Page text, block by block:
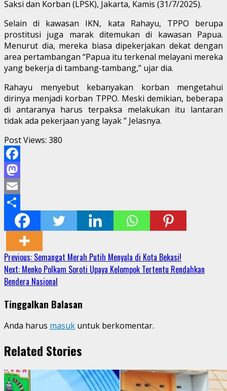
Saksi dan Korban (LPSK), Jakarta, Kamis (31/7/2025).
Selain di kawasan IKN, kata Rahayu, TPPO berupa
prostitusi juga marak ditemukan di kawasan Papua.
Menurut dia, mereka biasa dipekerjakan dekat dengan
area pertambangan “Papua itu terkenal melayani mereka
yang bekerja di tambang-tambang,” ujar dia.
Rahayu menyebut kebanyakan korban mengetahui
dirinya menjadi korban TPPO. Meski demikian, beberapa
di antaranya harus terpaksa melakukan itu lantaran
tidak ada pekerjaan yang layak ” Jelasnya.
Post Views: 380
Facebook
Mastodon
Email
Share
Continue
Reading
Previous: Semangat Merah Putih Menyala di Kota Bekasi!
Next: Menko Polkam Soroti Upaya Kelompok Tertentu Rendahkan
Bendera Nasional
Tinggalkan Balasan
Anda harus masuk untuk berkomentar.
Related Stories